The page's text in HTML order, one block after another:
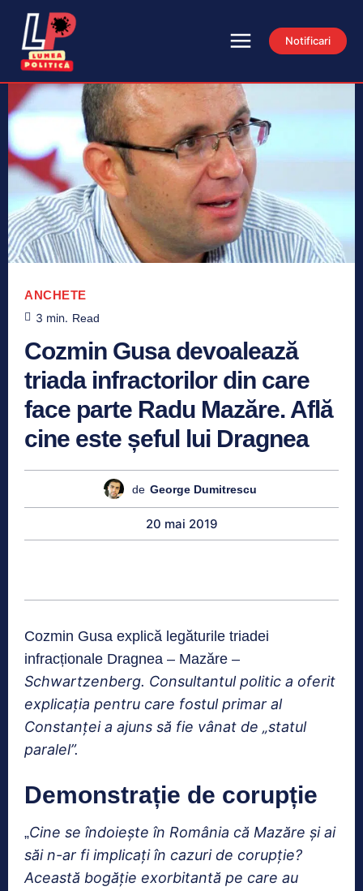
Notificari
ANCHETE
3 min. Read
Cozmin Gusa devoalează
triada infractorilor din care
face parte Radu Mazăre. Află
cine este șeful lui Dragnea
de George Dumitrescu
20 mai 2019
Cozmin Gusa explică legăturile triadei
infracționale Dragnea – Mazăre –
Schwartzenberg. Consultantul politic a oferit
explicația pentru care fostul primar al
Constanței a ajuns să fie vânat de „statul
paralel”.
Demonstrație de corupție
„Cine se îndoiește în România că Mazăre și ai
săi n-ar fi implicați în cazuri de corupție?
Această bogăție exorbitantă pe care au